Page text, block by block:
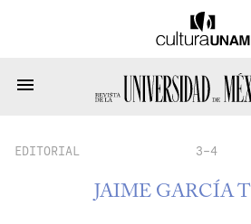
EDITORIAL 3-4
JAIME GARCÍA